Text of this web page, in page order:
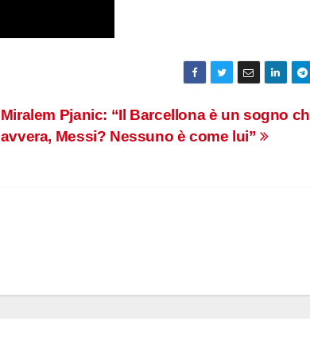
Miralem Pjanic: “Il Barcellona è un sogno
avvera, Messi? Nessuno è come lui”